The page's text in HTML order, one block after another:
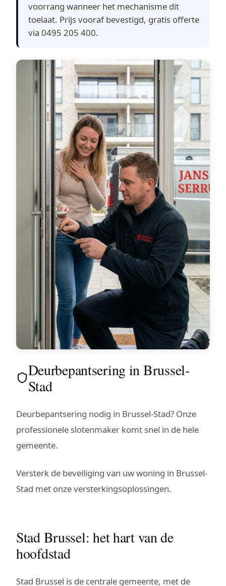
voorrang wanneer het mechanisme dit
toelaat. Prijs vooraf bevestigd, gratis offerte
via 0495 205 400.
Deurbepantsering in Brussel-
Stad
Deurbepantsering nodig in Brussel-Stad? Onze
professionele slotenmaker komt snel in de hele
gemeente.
Versterk de beveiliging van uw woning in Brussel-
Stad met onze versterkingsoplossingen.
Stad Brussel: het hart van de
hoofdstad
Stad Brussel is de centrale gemeente, met de